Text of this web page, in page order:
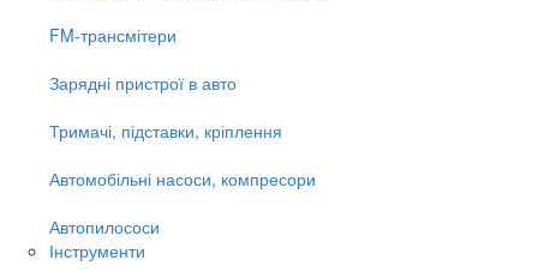
FM-трансмітери
Зарядні пристрої в авто
Тримачі, підставки, кріплення
Автомобільні насоси, компресори
Автопилососи
Інструменти